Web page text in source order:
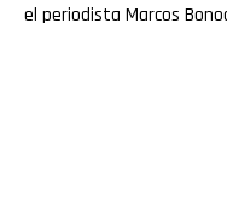
el periodista Marcos